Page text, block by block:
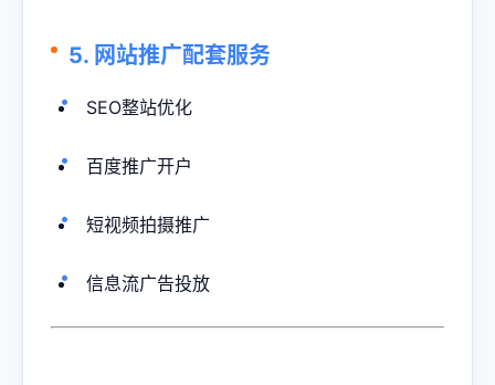
5. 网站推广配套服务
SEO整站优化
百度推广开户
短视频拍摄推广
信息流广告投放